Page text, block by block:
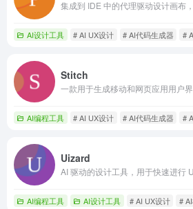
AI设计工具 # AI UX设计 # AI代码生成器 #
Stitch
一款用于生成移动和网页应用用户界
AI编程工具 # AI UX设计 # AI代码生成器 #
Uizard
AI 驱动的设计工具，用于快速进行
AI编程工具 AI设计工具 # AI UX设计 #